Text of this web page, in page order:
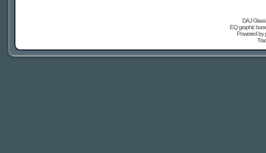
DAJ
EQ graphic
Powered by